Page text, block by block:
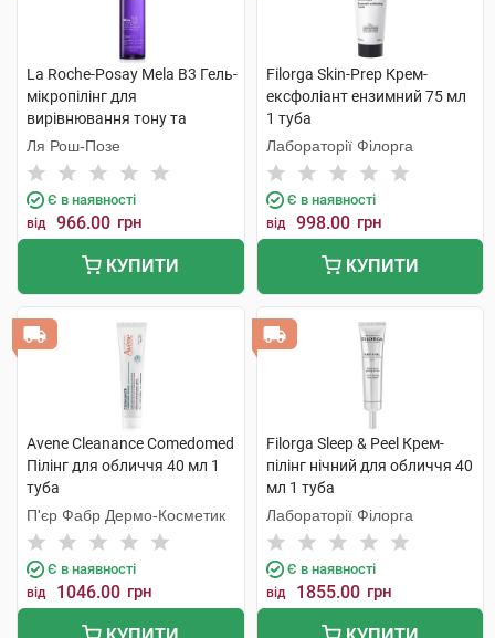
La Roche-Posay Mela B3 Гель-
мікропілінг для
вирівнювання тону та
сяяння шкіри обличчя 200
мл 1 флакон
Ля Рош-Позе
Є в наявності
від 966.00 грн
КУПИТИ
Filorga Skin-Prep Крем-
ексфоліант ензимний 75 мл
1 туба
Лабораторії Філорга
Є в наявності
від 998.00 грн
КУПИТИ
Avene Cleanance Comedomed
Пілінг для обличчя 40 мл 1
туба
П'єр Фабр Дермо-Косметик
Є в наявності
від 1046.00 грн
Filorga Sleep & Peel Крем-
пілінг нічний для обличчя 40
мл 1 туба
Лабораторії Філорга
Є в наявності
від 1855.00 грн